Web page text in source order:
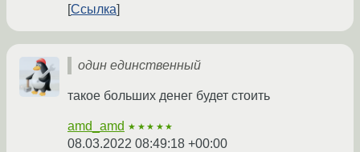
Ссылка
один единственный
такое больших денег будет стоить
amd_amd ★★★★★
08.03.2022 08:49:18 +00:00